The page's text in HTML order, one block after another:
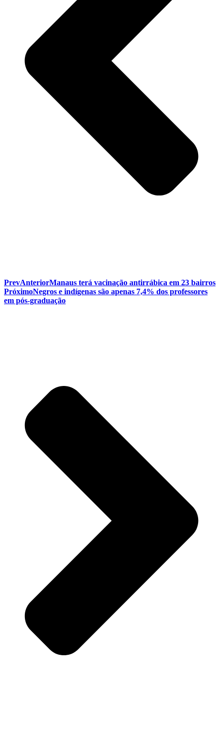
PrevAnteriorManaus terá vacinação antirrábica em 23 bairros
PróximoNegros e indígenas são apenas 7,4% dos professores
em pós-graduação